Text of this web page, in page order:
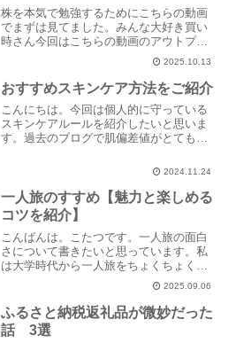
株を本気で勉強するためにこちらの動画
でまずは見てました。みんな大好き買い
時さん今回はこちらの動画のアウトプッ
トをしていきたいと思います。かなりメ
モ書き程度で詳しい解説などはございま
せん。ちょこちょこ株探と照らし合わせ
ながら説明していきますね..
2025.10.13
おすすめスキンケア方法をご紹介
こんにちは。今回は個人的に守っている
スキンケアルールを紹介したいと思いま
す。過去のブログで肌偏差値がとても悪
ーのお姉さんやネットの情報を漁った過
ケアルールを定め、徐々に..
2024.11.24
一人旅のすすめ【魅力と楽しめる
コツを紹介】
こんばんは。こたつです。一人旅の面白
さについて書きたいと思っています。私
は大学時代から一人旅をちょくちょくし
ています。（結婚してからはできていま
せんが）今回は一人旅のすすめを紹介し
ていきます！実は一人旅って楽しい一
見、寂しそうと思われますが..
2025.09.06
ふるさと納税返礼品が微妙だった
話 3選